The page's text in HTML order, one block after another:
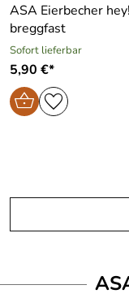
ASA Eierbecher hey!
breggfast
Sofort lieferbar
5,90 €*